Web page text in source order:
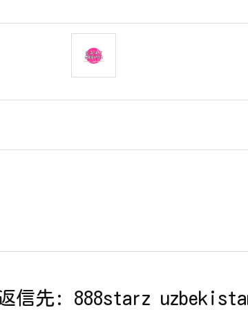
信先: 888starz